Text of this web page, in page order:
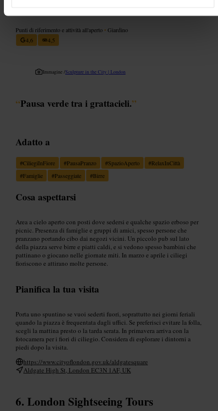
Punti di riferimento e attività all'aperto •Giardino
4,6
4,5
Immagine /Sculpture in the City | London
“Pausa verde tra i grattacieli.”
Adatto a
#CiliegiInFiore #PausaPranzo #SpazioAperto #RelaxInCittà
#Famiglie #Passeggiate #Birre
Cosa aspettarsi
Area a cielo aperto con posti dove sedersi e qualche spazio erboso per
picnic. Presenza di famiglie e gruppi di amici, spesso persone che
pranzano portando cibo dai negozi vicini. Un piccolo pub sul lato
della piazza serve birre e piatti caldi, e si vedono spesso bambini che
pattinano o giocano nelle giornate miti. In marzo e aprile i ciliegi
fioriscono e attirano molte persone.
Pianifica la tua visita
Porta uno spuntino se vuoi sederti fuori, soprattutto nei giorni feriali
quando la piazza è frequentata dagli uffici. Se preferisci evitare la folla,
scegli la mattina presto o la tarda serata. In primavera arriva con la
fotocamera per i fiori di ciliegio. Considera di esplorare i dintorni a
piedi dopo la visita.
https://www.cityoflondon.gov.uk/aldgatesquare
Aldgate High St, London EC3N 1AF, UK
London Sightseeing Tours